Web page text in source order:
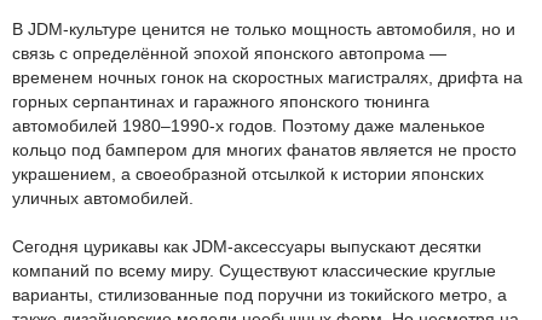
В JDM-культуре ценится не только мощность автомобиля, но и
связь с определённой эпохой японского автопрома —
временем ночных гонок на скоростных магистралях, дрифта на
горных серпантинах и гаражного японского тюнинга
автомобилей 1980–1990-х годов. Поэтому даже маленькое
кольцо под бампером для многих фанатов является не просто
украшением, а своеобразной отсылкой к истории японских
уличных автомобилей.
Сегодня цурикавы как JDM-аксессуары выпускают десятки
компаний по всему миру. Существуют классические круглые
варианты, стилизованные под поручни из токийского метро, а